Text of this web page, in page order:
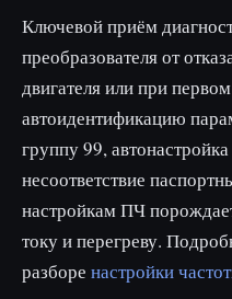
Ключевой приём
преобразователя от
двигателя или при
автоидентификацию
группу 99,
несоответствие
настройкам ПЧ
току и перегреву.
разборе настройки